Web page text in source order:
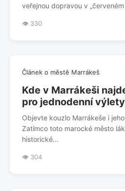
veřejnou dopravou v
👁️ 330
Článek o městě Marrákeš
Kde v Marrákeši
pro jednodenní
Objevte kouzlo Marrákeše i
Zatímco toto marocké město
historické...
👁️ 304